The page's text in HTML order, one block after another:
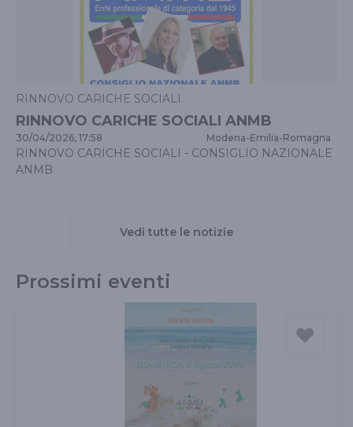
RINNOVO CARICHE SOCIALI
RINNOVO CARICHE SOCIALI ANMB
30/04/2026, 17:58 Modena-Emilia-Romagna
RINNOVO CARICHE SOCIALI - CONSIGLIO NAZIONALE
ANMB
Vedi tutte le notizie
Prossimi eventi